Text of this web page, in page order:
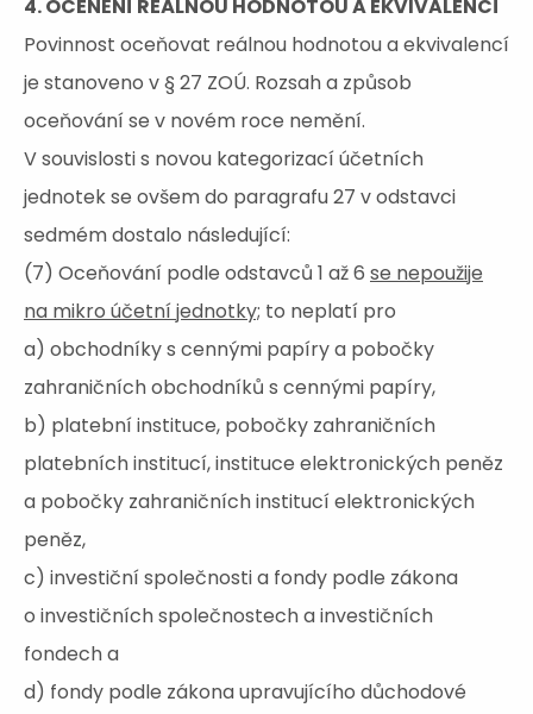
4. OCENĚNÍ REÁLNOU HODNOTOU A EKVIVALENCÍ
Povinnost oceňovat reálnou hodnotou a ekvivalencí
je stanoveno v § 27 ZOÚ. Rozsah a způsob
oceňování se v novém roce nemění.
V souvislosti s novou kategorizací účetních
jednotek se ovšem do paragrafu 27 v odstavci
sedmém dostalo následující:
(7) Oceňování podle odstavců 1 až 6 se nepoužije
na mikro účetní jednotky; to neplatí pro
a) obchodníky s cennými papíry a pobočky
zahraničních obchodníků s cennými papíry,
b) platební instituce, pobočky zahraničních
platebních institucí, instituce elektronických peněz
a pobočky zahraničních institucí elektronických
peněz,
c) investiční společnosti a fondy podle zákona
o investičních společnostech a investičních
fondech a
d) fondy podle zákona upravujícího důchodové